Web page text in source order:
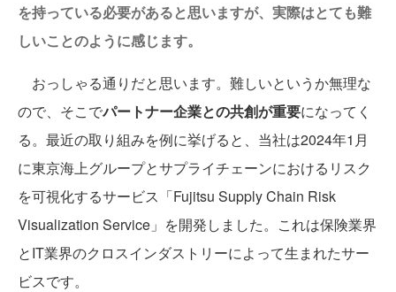
を持っている必要があると思いますが、実際はとても難
しいことのように感じます。
おっしゃる通りだと思います。難しいというか無理な
ので、そこでパートナー企業との共創が重要になってく
る。最近の取り組みを例に挙げると、当社は2024年1月
に東京海上グループとサプライチェーンにおけるリスク
を可視化するサービス「Fujitsu Supply Chain Risk
Visualization Service」を開発しました。これは保険業界
とIT業界のクロスインダストリーによって生まれたサー
ビスです。